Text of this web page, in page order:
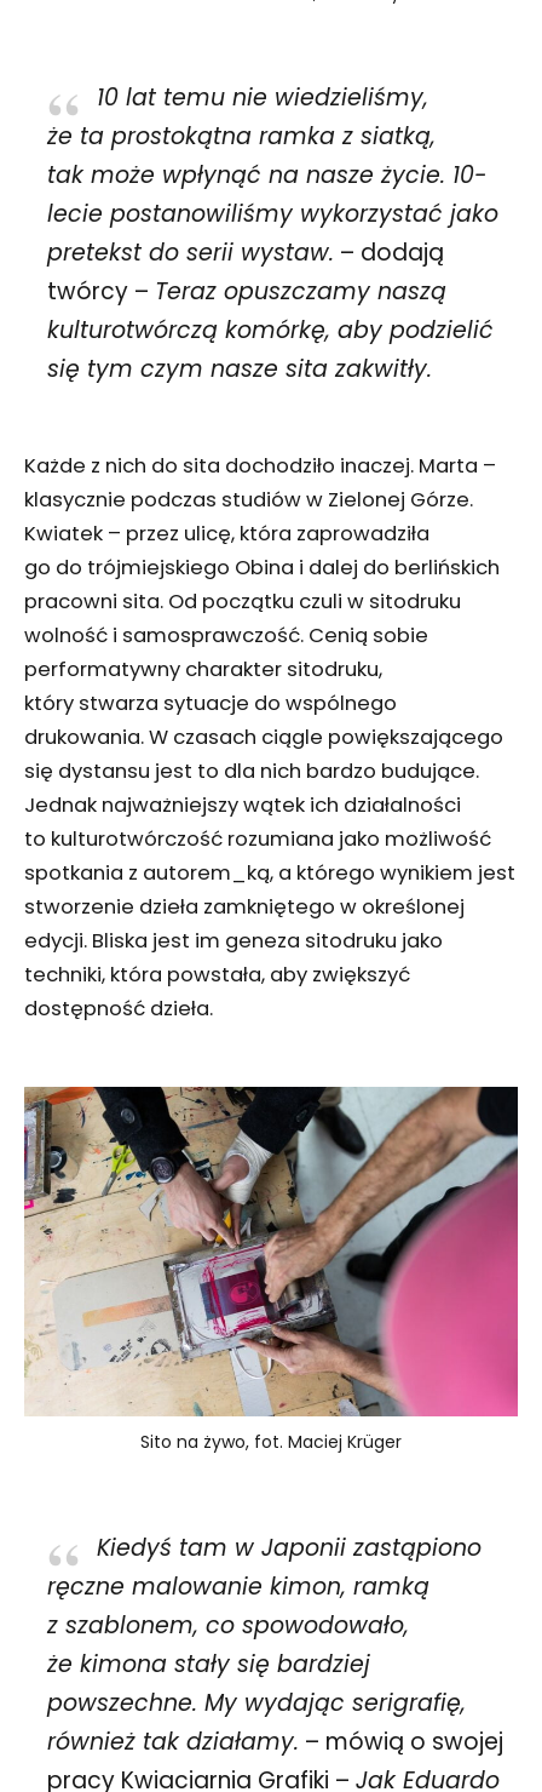
10 lat temu nie wiedzieliśmy,
że ta prostokątna ramka z siatką,
tak może wpłynąć na nasze życie. 10-
lecie postanowiliśmy wykorzystać jako
pretekst do serii wystaw. – dodają
twórcy – Teraz opuszczamy naszą
kulturotwórczą komórkę, aby podzielić
się tym czym nasze sita zakwitły.
Każde z nich do sita dochodziło inaczej. Marta –
klasycznie podczas studiów w Zielonej Górze.
Kwiatek – przez ulicę, która zaprowadziła
go do trójmiejskiego Obina i dalej do berlińskich
pracowni sita. Od początku czuli w sitodruku
wolność i samosprawczość. Cenią sobie
performatywny charakter sitodruku,
który stwarza sytuacje do wspólnego
drukowania. W czasach ciągle powiększającego
się dystansu jest to dla nich bardzo budujące.
Jednak najważniejszy wątek ich działalności
to kulturotwórczość rozumiana jako możliwość
spotkania z autorem_ką, a którego wynikiem jest
stworzenie dzieła zamkniętego w określonej
edycji. Bliska jest im geneza sitodruku jako
techniki, która powstała, aby zwiększyć
dostępność dzieła.
Sito na żywo, fot. Maciej Krüger
Kiedyś tam w Japonii zastąpiono
ręczne malowanie kimon, ramką
z szablonem, co spowodowało,
że kimona stały się bardziej
powszechne. My wydając serigrafię,
również tak działamy. – mówią o swojej
pracy Kwiaciarnia Grafiki – Jak Eduardo